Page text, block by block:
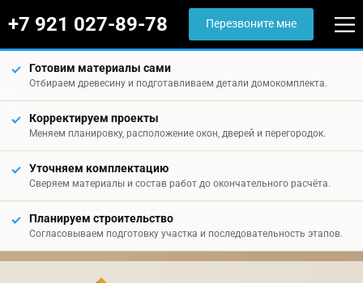
+7 921 027-89-78 Перезвоните мне
Готовим материалы сами
Отбираем древесину и подготавливаем детали домокомплекта.
Корректируем проекты
Меняем планировку, расположение окон, дверей и перегородок.
Уточняем комплектацию
Сверяем материалы и состав работ до окончательного расчёта.
Планируем строительство
Согласовываем подготовку участка и последовательность этапов.